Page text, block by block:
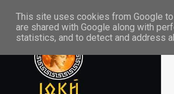
This site uses cookies from Google
are shared with Google along with
statistics, and to detect and address